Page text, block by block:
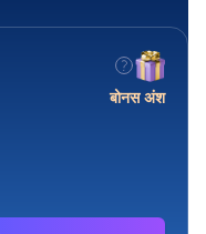
बोनस अंश